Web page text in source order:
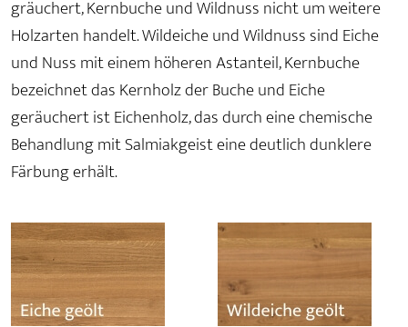
gräuchert, Kernbuche und Wildnuss nicht um weitere
Holzarten handelt. Wildeiche und Wildnuss sind Eiche
und Nuss mit einem höheren Astanteil, Kernbuche
bezeichnet das Kernholz der Buche und Eiche
geräuchert ist Eichenholz, das durch eine chemische
Behandlung mit Salmiakgeist eine deutlich dunklere
Färbung erhält.